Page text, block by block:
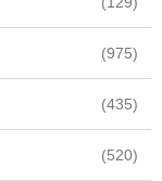
(975)
(435)
(520)